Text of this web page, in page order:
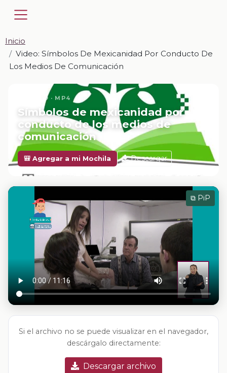
Inicio
Video: Símbolos De Mexicanidad Por Conducto De
Los Medios De Comunicación
📎 VIDEO · MP4
Símbolos de mexicanidad por
conducto de los medios de
comunicación
🎒 Agregar a mi Mochila Descargar
⧉ PiP
Si el archivo no se puede visualizar en el navegador,
descárgalo directamente:
Descargar archivo